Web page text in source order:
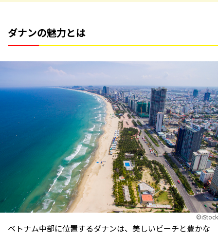
ダナンの魅力とは
©︎iStock
ベトナム中部に位置するダナンは、美しいビーチと豊かな